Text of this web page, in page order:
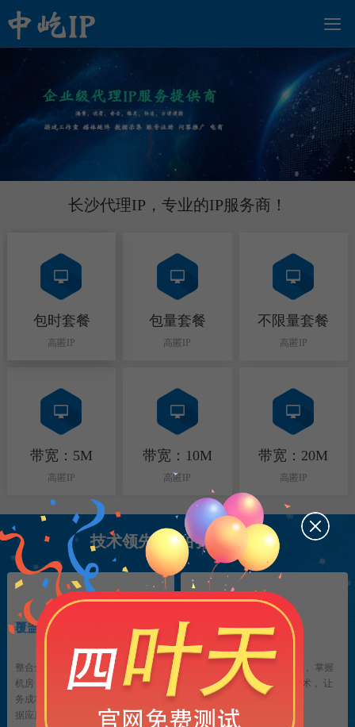

长沙代理IP，专业的IP服务商！
包时套餐
高匿IP
包量套餐
高匿IP
不限量套餐
高匿IP
带宽：5M
高匿IP
带宽：10M
高匿IP
带宽：20M
高匿IP
技术领先带来的极致体验
1
覆盖全国90%的地区ip资源
整合全国300+地区，千兆BDP 多线
机房， 每天产出高质IP 200万+， 业
务成功率更高， 完美配合您的大数
据应用。
2
强大的核心技术
源自国内一线大咖技术团队， 掌握
最前沿的动态IP传输封装技术， 让
获取到的ip更加的高速稳定。